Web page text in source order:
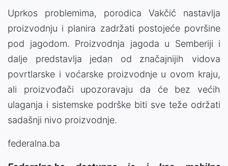
Uprkos problemima, porodica Vakčić nastavlja
proizvodnju i planira zadržati postojeće površine
pod jagodom. Proizvodnja jagoda u Semberiji i
dalje predstavlja jedan od značajnijih vidova
povrtlarske i voćarske proizvodnje u ovom kraju,
ali proizvođači upozoravaju da će bez većih
ulaganja i sistemske podrške biti sve teže održati
sadašnji nivo proizvodnje.
federalna.ba